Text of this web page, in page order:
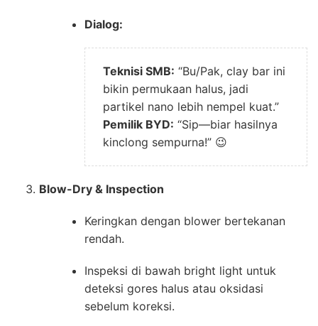
Dialog:
Teknisi SMB: “Bu/Pak, clay bar ini
bikin permukaan halus, jadi
partikel nano lebih nempel kuat.”
Pemilik BYD: “Sip—biar hasilnya
kinclong sempurna!” 😉
Blow-Dry & Inspection
Keringkan dengan blower bertekanan
rendah.
Inspeksi di bawah bright light untuk
deteksi gores halus atau oksidasi
sebelum koreksi.